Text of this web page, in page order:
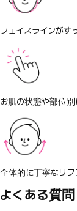
フェイスラインがす
お肌の状態や部位
全体的に丁寧なリフ
よくある質問